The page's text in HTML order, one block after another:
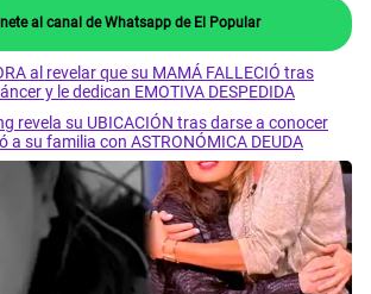
al canal de Whatsapp de El Popular
al revelar que su MAMÁ FALLECIÓ tras
y le dedican EMOTIVA DESPEDIDA
revela su UBICACIÓN tras darse a conocer
a su familia con ASTRONÓMICA DEUDA